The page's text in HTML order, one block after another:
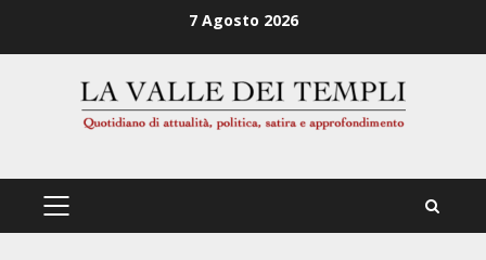
7 Agosto 2026
PRIMÄRES